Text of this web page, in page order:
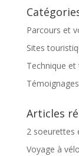
Parcours et
Sites
Technique
Articles
2 soeurettes
Voyage à